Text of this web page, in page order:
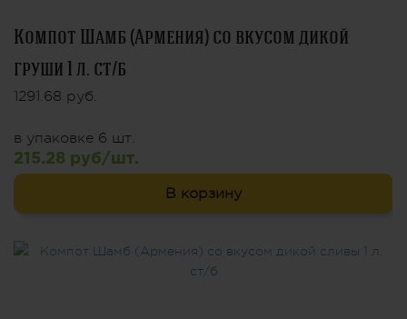
Компот Шамб (Армения) со вкусом дикой
груши 1 л. ст/б
1291.68 руб.
в упаковке 6 шт.
215.28 руб/шт.
В корзину